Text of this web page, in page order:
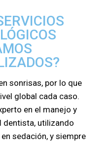
sonrisas, por lo que
global cada caso.
en el manejo y
dentista, utilizando
sedación, y siempre